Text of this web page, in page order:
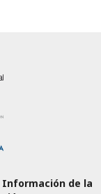
de la